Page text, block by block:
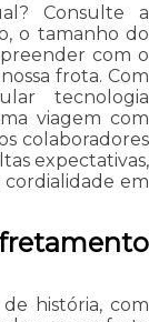
Consulte a
o tamanho do
com o
frota. Com
tecnologia
viagem com
colaboradores
expectativas,
em
história, com